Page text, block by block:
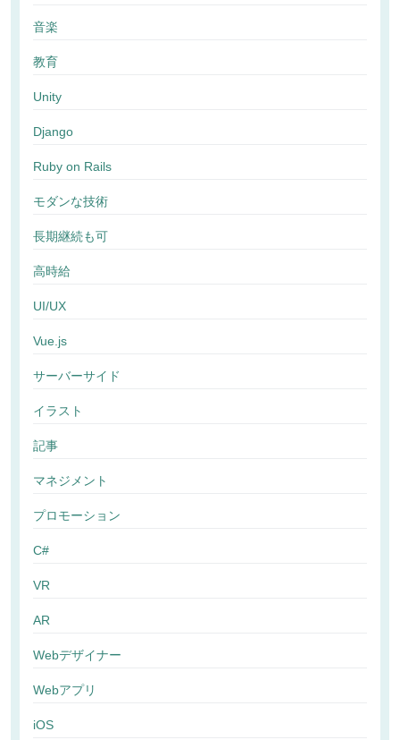
音楽
教育
Unity
Django
Ruby on Rails
モダンな技術
長期継続も可
高時給
UI/UX
Vue.js
サーバーサイド
イラスト
記事
マネジメント
プロモーション
C#
VR
AR
Webデザイナー
Webアプリ
iOS